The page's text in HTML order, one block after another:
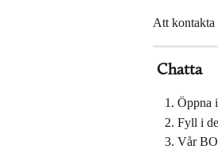
Att kontakta
Chatta
Öppna
Fyll i
Vår